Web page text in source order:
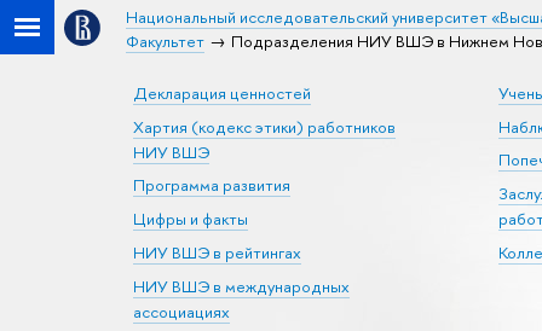
Национальный исследовательский университет
Факультет
Подразделения НИУ ВШЭ в Нижнем
Декларация ценностей
Хартия (кодекс этики) работников
НИУ ВШЭ
Программа развития
Цифры и факты
НИУ ВШЭ в рейтингах
НИУ ВШЭ в международных
ассоциациях